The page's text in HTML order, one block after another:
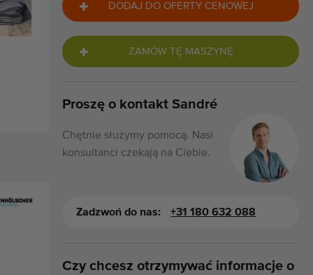
DODAJ DO OFERTY CENOWEJ
ZAMÓW TĘ MASZYNĘ
Proszę o kontakt Sandré
Chętnie służymy pomocą. Nasi
konsultanci czekają na Ciebie.
Zadzwoń do nas: +31 180 632 088
Czy chcesz otrzymywać informacje o